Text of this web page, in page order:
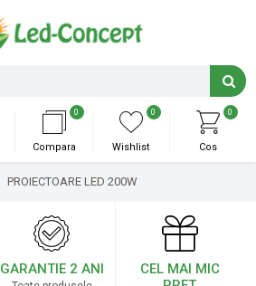
0
Cos
0
Wishlist
0
Compara
PROIECTOARE LED 200W
GARANTIE 2 ANI
CEL MAI MIC